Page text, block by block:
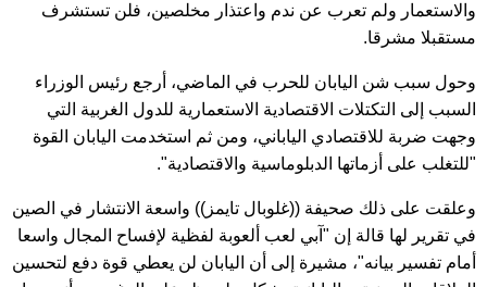
والاستعمار ولم تعرب عن ندم واعتذار مخلصين، فلن تستشرف
مستقبلا مشرقا.
وحول سبب شن اليابان للحرب في الماضي، أرجع رئيس الوزراء
السبب إلى التكتلات الاقتصادية الاستعمارية للدول الغربية التي
وجهت ضربة للاقتصادي الياباني، ومن ثم استخدمت اليابان القوة
"للتغلب على أزماتها الدبلوماسية والاقتصادية".
وعلقت على ذلك صحيفة ((غلوبال تايمز)) واسعة الانتشار في الصين
في تقرير لها قالة إن "آبي لعب ألعوبة لفظية لإفساح المجال واسعا
أمام تفسير بيانه"، مشيرة إلى أن اليابان لن يعطي قوة دفع لتحسين